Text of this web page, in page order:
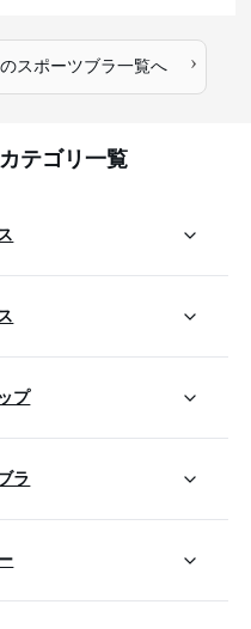
のスポーツブラ一覧へ ›
テゴリ一覧
プ
ラ